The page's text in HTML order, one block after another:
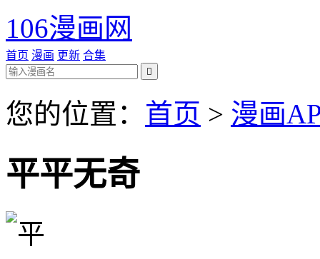
106漫画网
首页 漫画 更新 合集

您的位置： 首页 > 漫画
平平无奇